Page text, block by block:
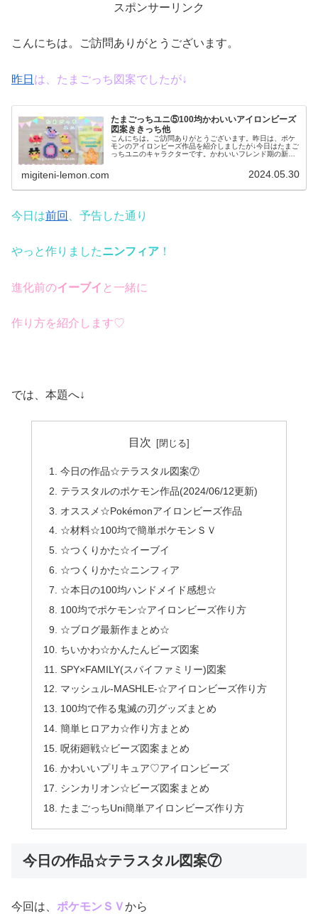
スポンサーリンク
こんにちは。ご訪問ありがとうございます。
昨日 は、たまごっち図案でしたが↓
たまごっちユニ⑤100均かわいいアイロンビーズ
図案ききっち他
こんにちは。ご訪問ありがとうございます。昨日は、ポケ
モンのアイロンビーズ作品を紹介しましたが↓今日はたまご
っちユニのキャラクターです。かわいいフレンド期の新キ
migiteni-lemon.com 2024.05.30
今日は前回 、予告した通り
やっと作りましたニンフィア ！
進化前のイーブイ と一緒に
作り方を紹介します♡
では、本題へ↓
目次
今日の作品☆テラスタル図案⑦
テラスタルのポケモン作品(2024/06/12更新)
オススメ☆Pokémonアイロンビーズ作品
☆材料☆100均で簡単ポケモンＳＶ
☆つくりかた☆イーブイ
☆つくりかた☆ニンフィア
☆本日の100均ハンドメイド感想☆
100均でポケモン☆アイロンビーズ作り方
☆ブログ最新作まとめ☆
ちいかわ☆かんたんビーズ図案
SPY×FAMILY(スパイファミリー)図案
マッシュル-MASHLE-☆アイロンビーズ作り方
100均で作る鬼滅の刃グッズまとめ
簡単ヒロアカ☆作り方まとめ
呪術廻戦☆ビーズ図案まとめ
かわいいプリキュア♡アイロンビーズ
シンカリオン☆ビーズ図案まとめ
たまごっちUni簡単アイロンビーズ作り方
今日の作品☆テラスタル図案⑦
今回は、 ポケモンＳＶから